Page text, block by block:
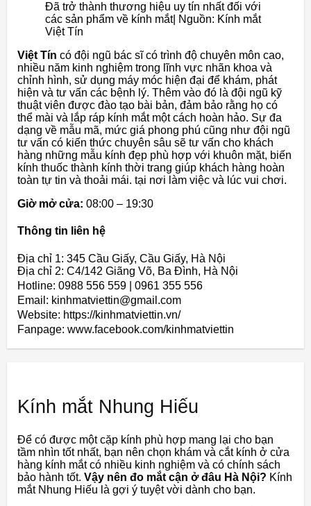
Đã trở thành thương hiệu uy tín nhất đối với
các sản phẩm về kính mắt| Nguồn: Kính mắt
Việt Tín
Việt Tín có đội ngũ bác sĩ có trình độ chuyên môn cao,
nhiều năm kinh nghiệm trong lĩnh vực nhãn khoa và
chỉnh hình, sử dụng máy móc hiện đại để khám, phát
hiện và tư vấn các bệnh lý. Thêm vào đó là đội ngũ kỹ
thuật viên được đào tạo bài bản, đảm bảo rằng họ có
thể mài và lắp ráp kính mắt một cách hoàn hảo. Sự đa
dạng về mẫu mã, mức giá phong phú cũng như đội ngũ
tư vấn có kiến ​​thức chuyên sâu sẽ tư vấn cho khách
hàng những mẫu kính đẹp phù hợp với khuôn mặt, biến
kính thuốc thành kính thời trang giúp khách hàng hoàn
toàn tự tin và thoải mái. tại nơi làm việc và lúc vui chơi.
Giờ mở cửa: 08:00 – 19:30
Thông tin liên hệ
Địa chỉ 1: 345 Cầu Giấy, Cầu Giấy, Hà Nội
Địa chỉ 2: C4/142 Giãng Võ, Ba Đình, Hà Nội
Hotline: 0988 556 559 | 0961 355 556
Email: kinhmatviettin@gmail.com
Website: https://kinhmatviettin.vn/
Fanpage: www.facebook.com/kinhmatviettin
Kính mắt Nhung Hiếu
Để có được một cặp kính phù hợp mang lại cho bạn
tầm nhìn tốt nhất, bạn nên chọn khám và cắt kính ở cửa
hàng kính mắt có nhiều kinh nghiệm và có chính sách
bảo hành tốt. Vậy nên đo mắt cận ở đâu Hà Nội? Kính
mắt Nhung Hiếu là gợi ý tuyệt vời dành cho bạn.